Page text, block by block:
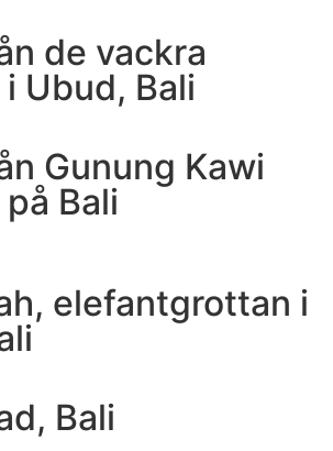
de vackra
Ubud, Bali
Gunung Kawi
Bali
elefantgrottan i
Bali